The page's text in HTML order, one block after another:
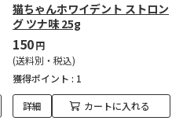
猫ちゃんホワイデント ストロン
グ ツナ味 25g
150円
(送料別・税込)
獲得ポイント : 1
詳細 カートに入れる